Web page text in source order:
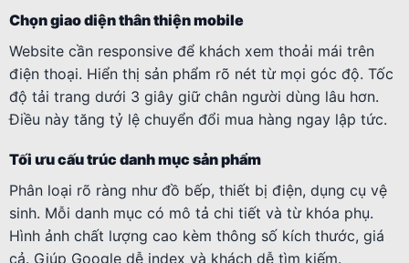
Chọn giao diện thân thiện mobile
Website cần responsive để khách xem thoải mái trên
điện thoại. Hiển thị sản phẩm rõ nét từ mọi góc độ. Tốc
độ tải trang dưới 3 giây giữ chân người dùng lâu hơn.
Điều này tăng tỷ lệ chuyển đổi mua hàng ngay lập tức.
Tối ưu cấu trúc danh mục sản phẩm
Phân loại rõ ràng như đồ bếp, thiết bị điện, dụng cụ vệ
sinh. Mỗi danh mục có mô tả chi tiết và từ khóa phụ.
Hình ảnh chất lượng cao kèm thông số kích thước, giá
cả. Giúp Google dễ index và khách dễ tìm kiếm.